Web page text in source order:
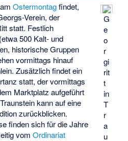
G
e
o
r
gi
rit
t
in
T
r
a
u
Ostermontagfindet,
Verein, der
statt. Festlich
500 Kalt- und
historische Gruppen
vormittags hinauf
Zusätzlich findet ein
statt, der vormittags
Marktplatz aufgeführt
kann auf eine
zurückblicken.
finden sich für die Jahre
vom Ordinariat